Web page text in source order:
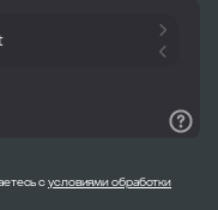
сусловиями обработки